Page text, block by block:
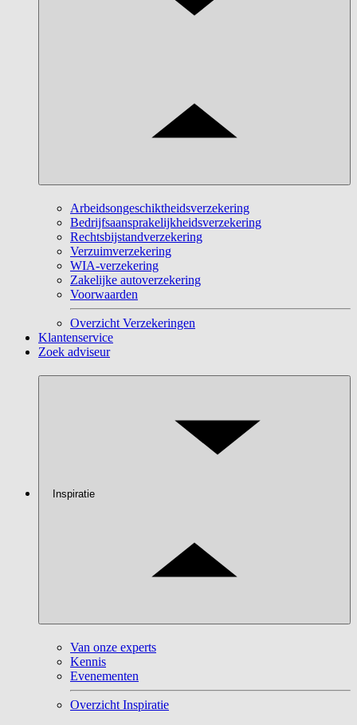
Arbeidsongeschiktheidsverzekering
Bedrijfsaansprakelijkheidsverzekering
Rechtsbijstandverzekering
Verzuimverzekering
WIA-verzekering
Zakelijke autoverzekering
Voorwaarden
Overzicht Verzekeringen
Klantenservice
Zoek adviseur
Inspiratie
Van onze experts
Kennis
Evenementen
Overzicht Inspiratie